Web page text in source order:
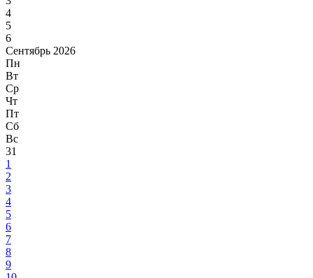
4
5
6
Сентябрь 2026
Пн
Вт
Ср
Чт
Пт
Сб
Вс
31
1
2
3
4
5
6
7
8
9